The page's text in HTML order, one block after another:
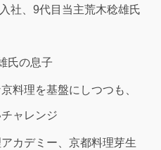
社、9代目当主荒木稔雄氏
氏の息子
料理を基盤にしつつも、
ャレンジ
アカデミー、京都料理芽生